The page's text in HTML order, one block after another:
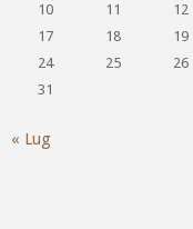
10
11 12
17
18 19
24
25 26
31
« Lug